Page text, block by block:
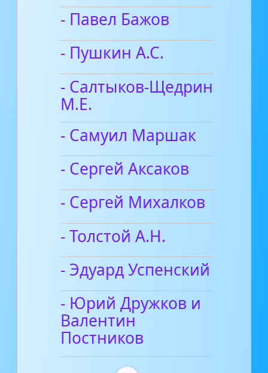
- Павел Бажов
- Пушкин А.С.
- Салтыков-Щедрин
М.Е.
- Самуил Маршак
- Сергей Аксаков
- Сергей Михалков
- Толстой А.Н.
- Эдуард Успенский
- Юрий Дружков и
Валентин
Постников